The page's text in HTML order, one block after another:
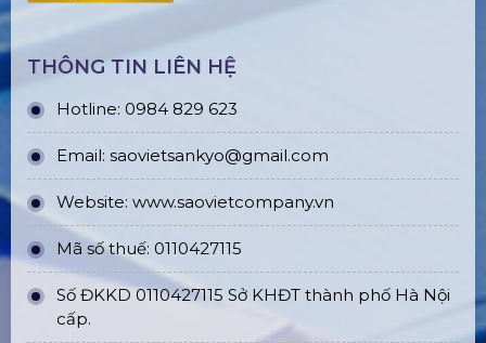
THÔNG TIN LIÊN HỆ
Hotline: 0984 829 623
Email: saovietsankyo@gmail.com
Website: www.saovietcompany.vn
Mã số thuế: 0110427115
Số ĐKKD 0110427115 Sở KHĐT thành phố Hà Nội
cấp.